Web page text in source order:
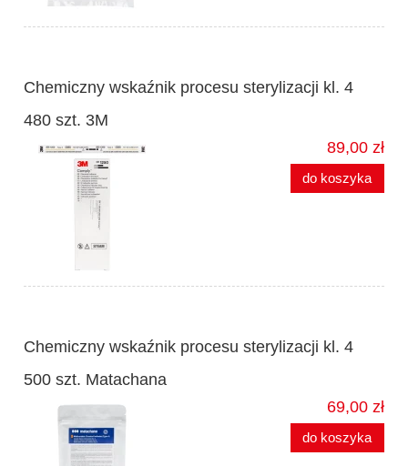
Chemiczny wskaźnik procesu sterylizacji kl. 4
480 szt. 3M
89,00 zł
do koszyka
Chemiczny wskaźnik procesu sterylizacji kl. 4
500 szt. Matachana
69,00 zł
do koszyka